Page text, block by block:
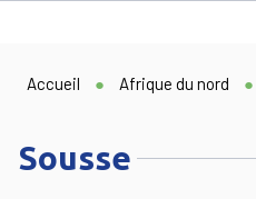
Accueil ● Afrique du nord ●
Sousse